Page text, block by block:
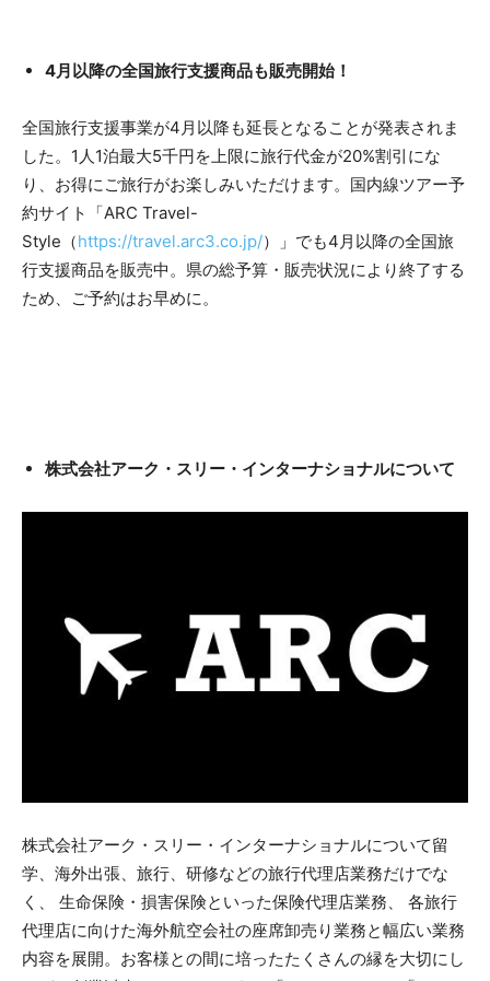
4月以降の全国旅行支援商品も販売開始！
全国旅行支援事業が4月以降も延長となることが発表されま
した。1人1泊最大5千円を上限に旅行代金が20%割引にな
り、お得にご旅行がお楽しみいただけます。国内線ツアー予
約サイト「ARC Travel-
Style（https://travel.arc3.co.jp/）」でも4月以降の全国旅
行支援商品を販売中。県の総予算・販売状況により終了する
ため、ご予約はお早めに。
株式会社アーク・スリー・インターナショナルについて
株式会社アーク・スリー・インターナショナルについて留
学、海外出張、旅行、研修などの旅行代理店業務だけでな
く、 生命保険・損害保険といった保険代理店業務、 各旅行
代理店に向けた海外航空会社の座席卸売り業務と幅広い業務
内容を展開。お客様との間に培ったたくさんの縁を大切にし